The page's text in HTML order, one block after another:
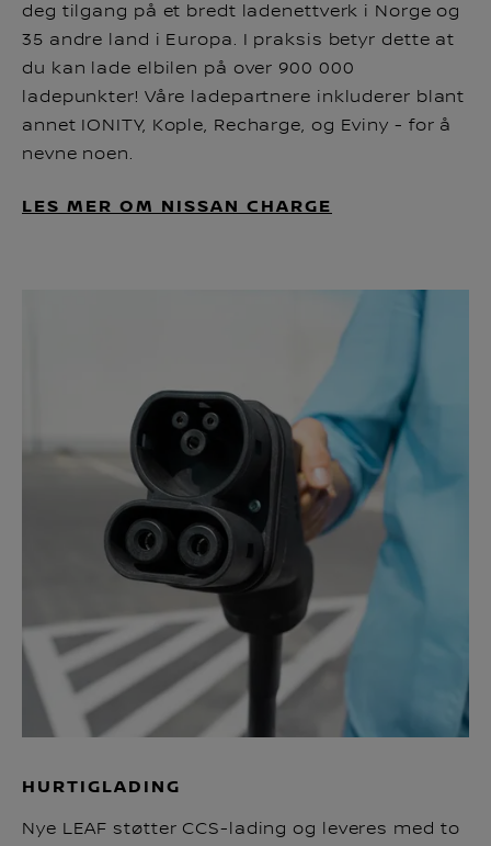
deg tilgang på et bredt ladenettverk i Norge og
35 andre land i Europa. I praksis betyr dette at
du kan lade elbilen på over 900 000
ladepunkter! Våre ladepartnere inkluderer blant
annet IONITY, Kople, Recharge, og Eviny - for å
nevne noen.
LES MER OM NISSAN CHARGE
HURTIGLADING
Nye LEAF støtter CCS-lading og leveres med to